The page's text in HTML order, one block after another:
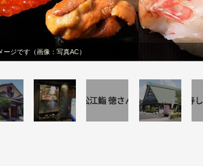
ージです（画像：写真AC）